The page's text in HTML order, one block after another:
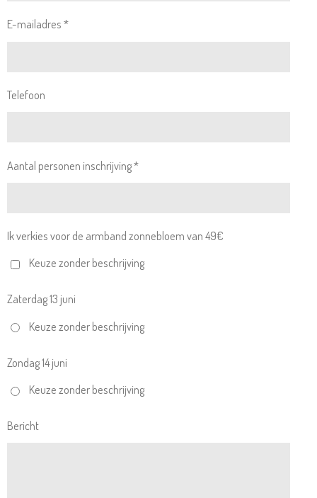
E-mailadres *
Telefoon
Aantal personen inschrijving *
Ik verkies voor de armband zonnebloem van 49€
Keuze zonder beschrijving
Zaterdag 13 juni
Keuze zonder beschrijving
Zondag 14 juni
Keuze zonder beschrijving
Bericht